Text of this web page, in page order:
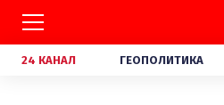
24 КАНАЛ ГЕОПОЛИТИКА